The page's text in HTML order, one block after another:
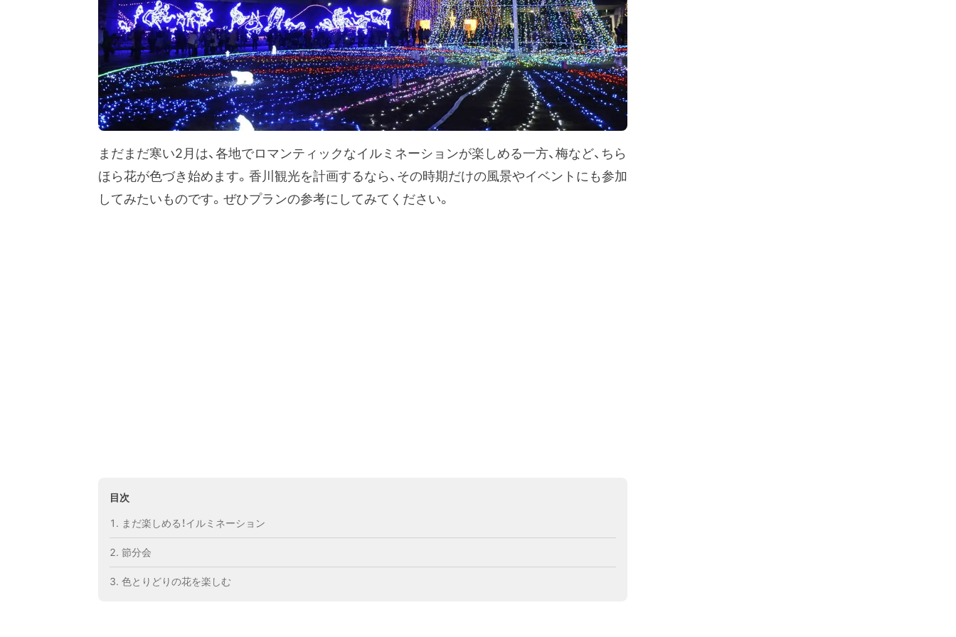
まだまだ寒い2月は、各地でロマンティックなイルミネーションが楽しめる一方、梅など、ちら
ほら花が色づき始めます。香川観光を計画するなら、その時期だけの風景やイベントにも参加
してみたいものです。ぜひプランの参考にしてみてください。
目次
まだ楽しめる！イルミネーション
節分会
色とりどりの花を楽しむ